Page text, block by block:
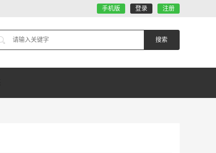
手机版 登录 注册